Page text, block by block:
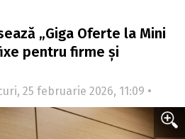
„Giga Oferte la Mini
pentru firme și
25 februarie 2026, 11:09 •